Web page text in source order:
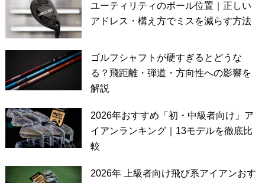
ユーティリティのボール位置｜正しい
アドレス・構え方でミスを減らす方法
ゴルフシャフトが硬すぎるとどうな
る？飛距離・弾道・方向性への影響を
解説
2026年おすすめ「初・中級者向け」ア
イアンランキング｜13モデルを徹底比
較
2026年 上級者向け飛び系アイアンおす